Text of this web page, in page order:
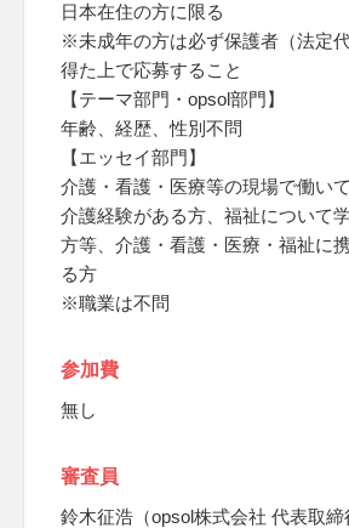
日本在住の方に限る
※未成年の方は必ず保護者（法定
得た上で応募すること
【テーマ部門・opsol部門】
年齢、経歴、性別不問
【エッセイ部門】
介護・看護・医療等の現場で働い
介護経験がある方、福祉について
方等、介護・看護・医療・福祉に
る方
※職業は不問
参加費
無し
審査員
鈴木征浩（opsol株式会社 代表取